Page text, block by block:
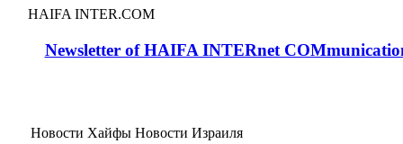
HAIFA INTER.COM
Newsletter of HAIFA INTERnet
Новости Хайфы Новости Израиля